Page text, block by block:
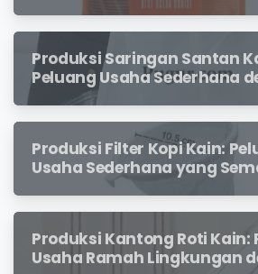
Produksi Saringan Santan
Peluang Usaha Sederhana
Permintaan yang Terus
Produksi Filter Kopi Kain:
Usaha Sederhana yang
Diminati Pecinta Kopi
Produksi Kantong Roti Kain:
Usaha Ramah Lingkungan